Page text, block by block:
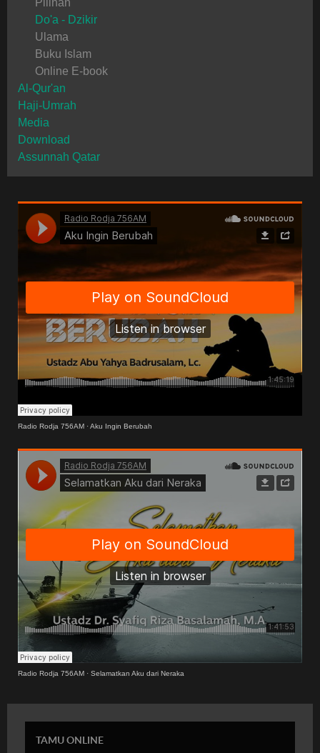
Pilihan
Do'a - Dzikir
Ulama
Buku Islam
Online E-book
Al-Qur'an
Haji-Umrah
Media
Download
Assunnah Qatar
Radio Rodja 756AM ·Aku Ingin Berubah
Radio Rodja 756AM · Selamatkan Aku dari Neraka
TAMU ONLINE